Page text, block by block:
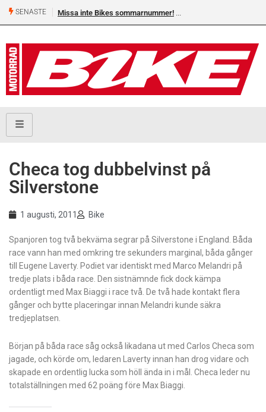
SENASTE Missa inte Bikes sommarnummer!
Checa tog dubbelvinst på
Silverstone
1 augusti, 2011 Bike
Spanjoren tog två bekväma segrar på Silverstone i England. Båda
race vann han med omkring tre sekunders marginal, båda gånger
till Eugene Laverty. Podiet var identiskt med Marco Melandri på
tredje plats i båda race. Den sistnämnde fick dock kämpa
ordentligt med Max Biaggi i race två. De två hade kontakt flera
gånger och bytte placeringar innan Melandri kunde säkra
tredjeplatsen.
Början på båda race såg också likadana ut med Carlos Checa som
jagade, och körde om, ledaren Laverty innan han drog vidare och
skapade en ordentlig lucka som höll ända in i mål. Checa leder nu
totalställningen med 62 poäng före Max Biaggi.